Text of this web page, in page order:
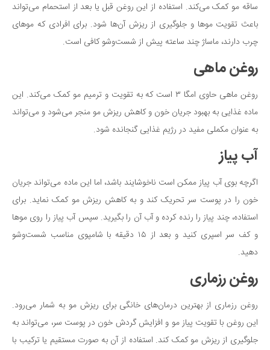
ساقه مو کمک می‌کند. استفاده از این روغن قبل یا بعد از استحمام می‌تواند
باعث تقویت موها و جلوگیری از ریزش آن‌ها شود. برای افرادی که موهای
چرب دارند، ماساژ چند ساعته پیش از شست‌وشو کافی است.
روغن ماهی
روغن ماهی حاوی امگا ۳ است که به تقویت و ترمیم مو کمک می‌کند. این
ماده غذایی به بهبود جریان خون و کاهش ریزش مو منجر می‌شود و می‌تواند
به عنوان مکملی مفید در رژیم غذایی گنجانده شود.
آب پیاز
اگرچه بوی آب پیاز ممکن است ناخوشایند باشد، اما این ماده می‌تواند جریان
خون را در پوست سر تحریک کند و به کاهش ریزش مو کمک نماید. برای
استفاده، چند پیاز را رنده کرده و آب آن را بگیرید. سپس آب پیاز را روی موها
و کف سر اسپری کنید و بعد از ۱۵ دقیقه با شامپوی مناسب شست‌وشو
دهید.
روغن رزماری
روغن رزماری از بهترین درمان‌های خانگی برای ریزش مو به شمار می‌رود.
این روغن با تقویت پیاز مو و افزایش گردش خون در پوست سر، می‌تواند به
جلوگیری از ریزش مو کمک کند. استفاده از آن به صورت مستقیم یا ترکیب با